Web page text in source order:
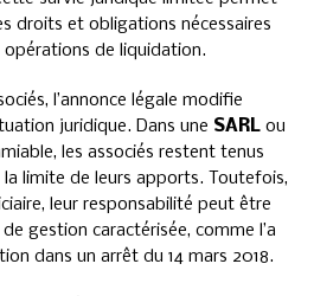
droits et obligations nécessaires
de liquidation.
l’annonce légale modifie
juridique. Dans une SARL ou
les associés restent tenus
limite de leurs apports. Toutefois,
leur responsabilité peut être
gestion caractérisée, comme l’a
dans un arrêt du 14 mars 2018.